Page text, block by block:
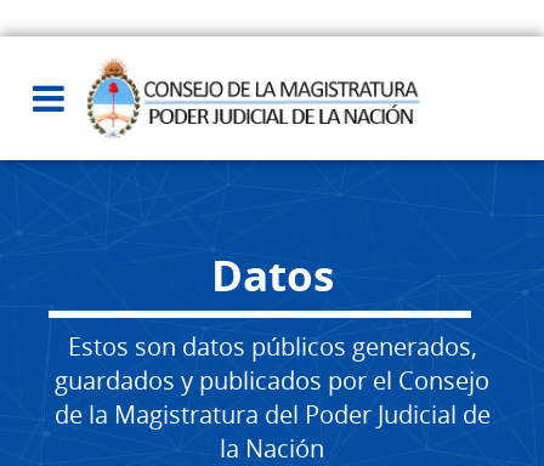
Datos
Estos son datos públicos generados,
guardados y publicados por el Consejo
de la Magistratura del Poder Judicial de
la Nación